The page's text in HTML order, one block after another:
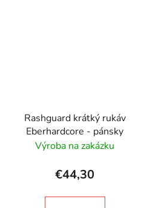
Rashguard krátký rukáv
Eberhardcore - pánsky
Výroba na zakázku
€44,30